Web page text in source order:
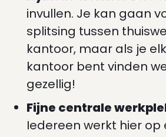
invullen. Je kan gaan
splitsing tussen
kantoor, maar als je
kantoor bent vinden
gezellig!
Fijne centrale
Iedereen werkt hier op